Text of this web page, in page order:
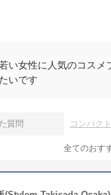
い女性に人気のコスメ
いです
質問 コンパク
全てのおす